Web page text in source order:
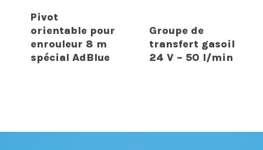
Pivot
orientable pour
enrouleur 8 m
spécial AdBlue
Groupe de
transfert gasoil
24 V – 50 l/min